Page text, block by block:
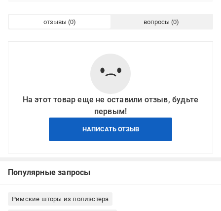
отзывы вопросы
На этот товар еще не оставили отзыв, будьте
первым!
НАПИСАТЬ ОТЗЫВ
Популярные запросы
Римские шторы из полиэстера